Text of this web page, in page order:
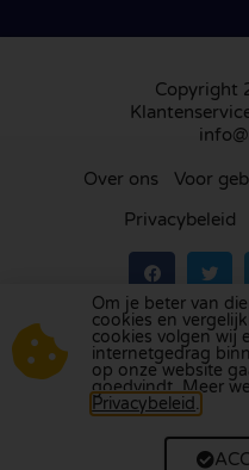
Copyright
Over ons Voor
Privacybeleid
Bezoek ons review
Verenigd Koninkrijk,
Italië
,Portugal,Polen,
Zweden.
Om je beter van
cookies en
cookies volgen wij
internetgedrag
op onze website
goedvindt. Meer
Privacybeleid.